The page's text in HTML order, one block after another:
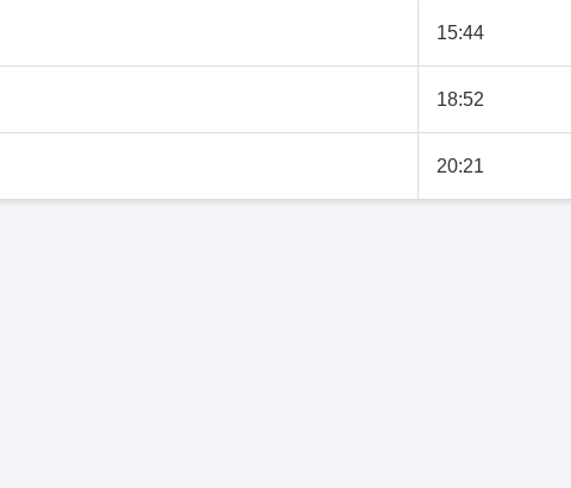
15:44
18:52
20:21